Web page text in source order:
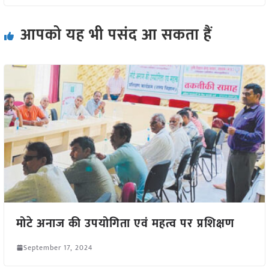
आपको यह भी पसंद आ सकता हैं
मोटे अनाज की उपयोगिता एवं महत्व पर प्रशिक्षण
September 17, 2024